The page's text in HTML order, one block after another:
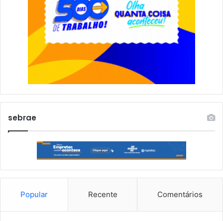
sebrae
Popular Recente Comentários